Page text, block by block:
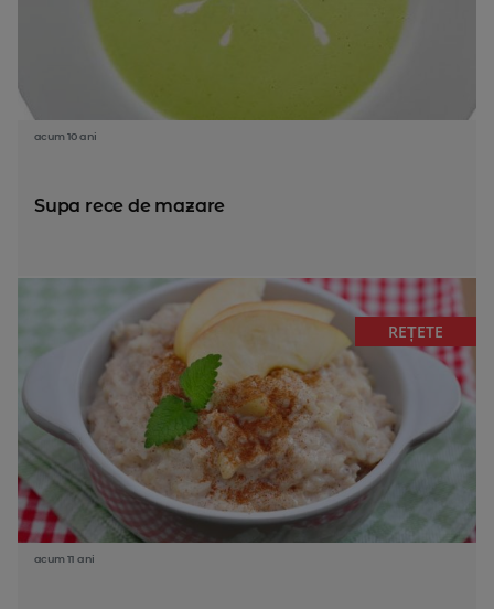
acum 10 ani
Supa rece de mazare
REȚETE
acum 11 ani